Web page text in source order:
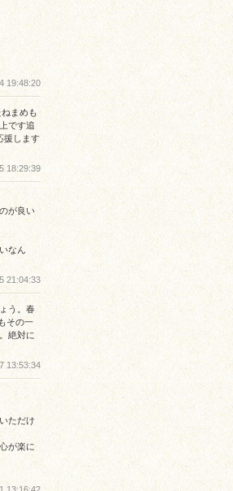
19:48:20
まめも
です追
援します
18:29:39
が良い
なん
21:04:33
う。春
その一
絶対に
13:53:34
ただけ
が楽に